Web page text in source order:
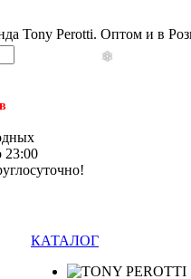
Tony Perotti. Оптом и в
23:00
КАТАЛОГ